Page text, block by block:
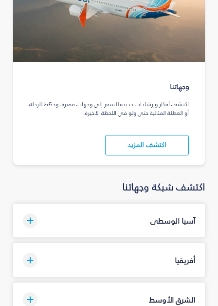
وجهاتنا
اكتشف أفكار وإرشادات جديدة للسفر إلى وجهات مميزة، وخطّط للرحلة
أو العطلة المثالية حتى ولو في اللحظة الأخيرة.
اكتشف المزيد
اكتشف شبكة وجهاتنا
آسيا الوسطى
أفريقيا
الشرق الأوسط